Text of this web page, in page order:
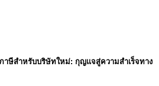
าษีสำหรับบริษัทใหม่: กุญแจสู่ความสำเร็จทาง